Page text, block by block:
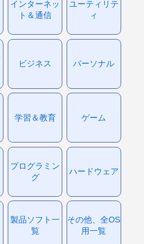
インターネッ
ト＆通信
ユーティリテ
ィ
ビジネス パーソナル
学習＆教育 ゲーム
プログラミン
グ
ハードウェア
製品ソフト一
覧
その他、全OS
用一覧